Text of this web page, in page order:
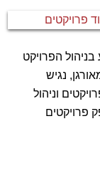
בניהול הפרויקט
נגיש
וניהול
פרויקטים